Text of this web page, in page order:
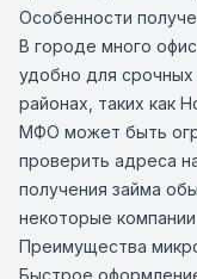
Особенности
В городе много
удобно для
районах, таких как
МФО может быть
проверить адреса
получения займа
некоторые
Преимущества
Быстрое